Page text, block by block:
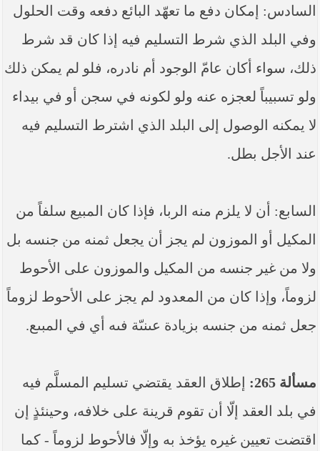
السادس: إمكان دفع ما تعهّد البائع دفعه وقت الحلول
وفي البلد الذي شرط التسليم فيه إذا كان قد شرط
ذلك، سواء أكان عامّ الوجود أم نادره، فلو لم ‏يمكن ذلك
ولو تسبيباً لعجزه عنه ولو لكونه في سجن أو في بيداء
لا‏ يمكنه الوصول إلى البلد الذي اشترط التسليم فيه
عند الأجل بطل.
السابع: أن لا يلزم منه الربا، فإذا كان المبيع سلفاً من
المكيل أو الموزون لم ‏يجز أن يجعل ثمنه من جنسه بل
ولا من غير جنسه من المكيل والموزون على الأحوط
لزوماً، وإذا كان من المعدود لم ‏يجز على الأحوط لزوماً
جعل ثمنه من جنسه بزيادة عىنىّة فىه أي في المبىع.
مسألة 265:
إطلاق العقد يقتضي تسليم المسلَّم فيه
في بلد العقد إلّا أن تقوم قرينة على خلافه، وحينئذٍ إن
اقتضت تعيين غيره يؤخذ به وإلّا فالأحوط لزوماً - كما